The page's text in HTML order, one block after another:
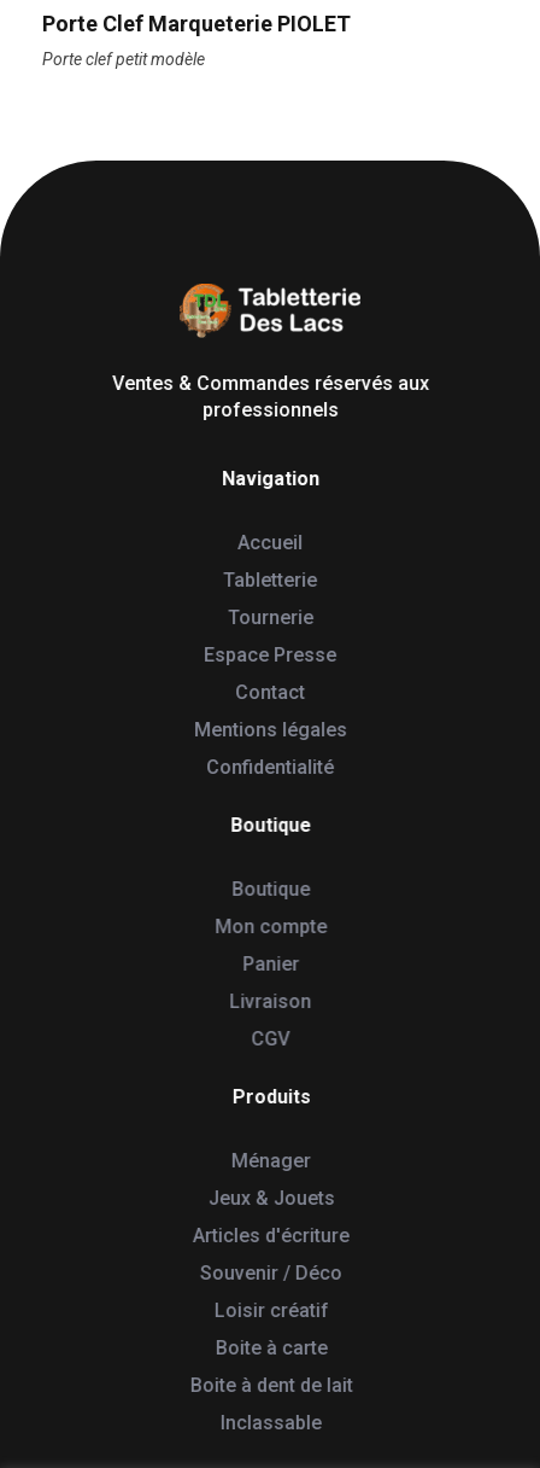
Porte Clef Marqueterie PIOLET
Porte clef petit modèle
Ventes & Commandes réservés aux
professionnels
Navigation
Accueil
Tabletterie
Tournerie
Espace Presse
Contact
Mentions légales
Confidentialité
Boutique
Boutique
Mon compte
Panier
Livraison
CGV
Produits
Ménager
Jeux & Jouets
Articles d'écriture
Souvenir / Déco
Loisir créatif
Boite à carte
Boite à dent de lait
Inclassable